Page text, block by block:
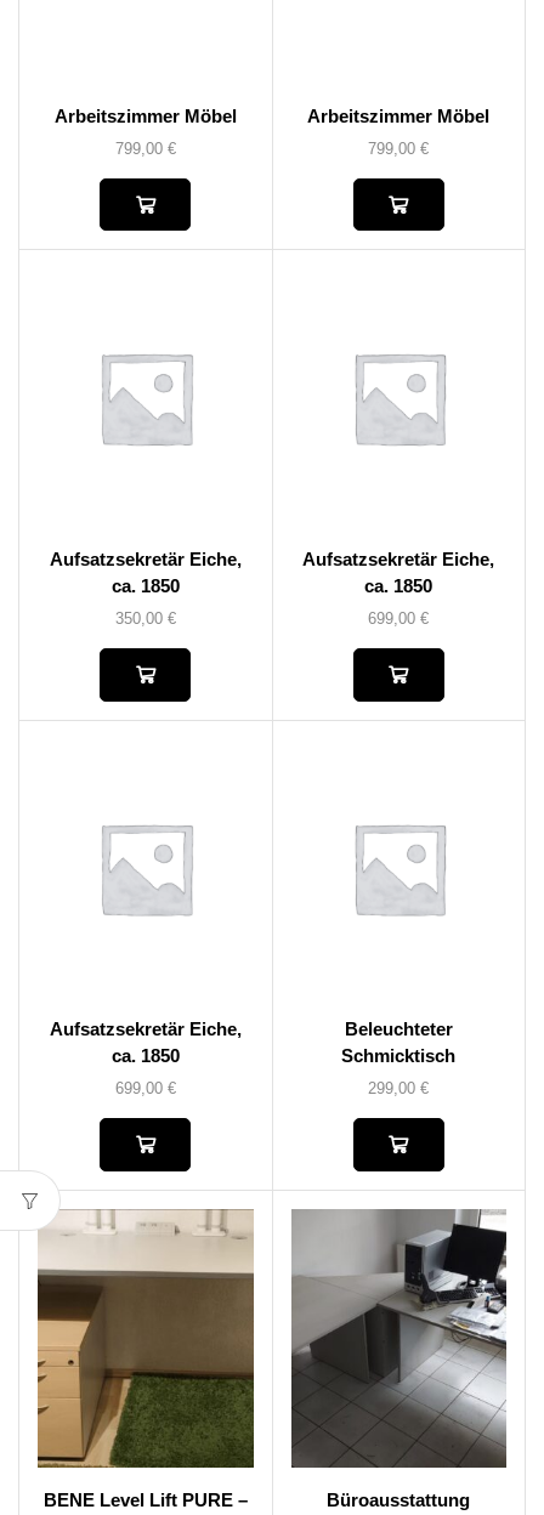
Arbeitszimmer Möbel
799,00 €
Arbeitszimmer Möbel
799,00€
Aufsatzsekretär Eiche,
ca. 1850
350,00 €
Aufsatzsekretär Eiche,
ca. 1850
699,00€
Aufsatzsekretär Eiche,
ca. 1850
699,00 €
Beleuchteter
Schmicktisch
299,00€
BENE Level Lift PURE –
Büroausstattung